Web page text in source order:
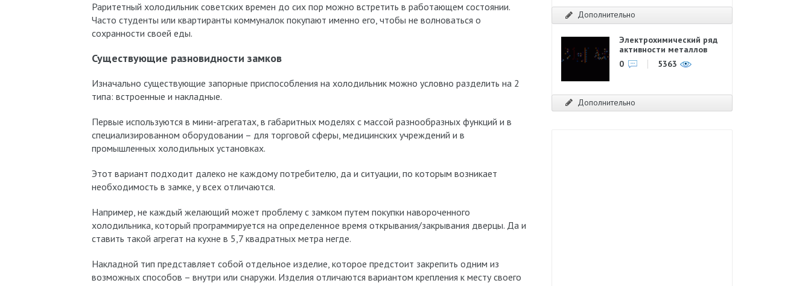
Раритетный холодильник советских времен до сих пор можно встретить в работающем состоянии.
Часто студенты или квартиранты коммуналок покупают именно его, чтобы не волноваться о
сохранности своей еды.
Существующие разновидности замков
Изначально существующие запорные приспособления на холодильник можно условно разделить на 2
типа: встроенные и накладные.
Первые используются в мини-агрегатах, в габаритных моделях с массой разнообразных функций и в
специализированном оборудовании – для торговой сферы, медицинских учреждений и в
промышленных холодильных установках.
Этот вариант подходит далеко не каждому потребителю, да и ситуации, по которым возникает
необходимость в замке, у всех отличаются.
Например, не каждый желающий может проблему с замком путем покупки навороченного
холодильника, который программируется на определенное время открывания/закрывания дверцы. Да и
ставить такой агрегат на кухне в 5,7 квадратных метра негде.
Накладной тип представляет собой отдельное изделие, которое предстоит закрепить одним из
возможных способов – внутри или снаружи. Изделия отличаются вариантом крепления к месту своего
Дополнительно
Электрохимический ряд
активности металлов
0
5363
Дополнительно